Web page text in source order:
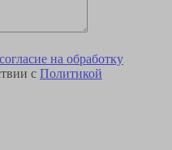
согласие на обработку
с Политикой